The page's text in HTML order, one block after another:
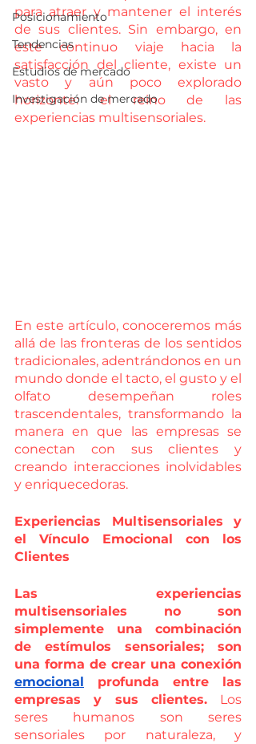
Posicionamiento
Tendencias
Estudios de mercado
Investigación de mercado
para atraer y mantener el interés
de sus clientes. Sin embargo, en
este continuo viaje hacia la
satisfacción del cliente, existe un
vasto y aún poco explorado
horizonte: el reino de las
experiencias multisensoriales.
En este artículo, conoceremos más
allá de las fronteras de los sentidos
tradicionales, adentrándonos en un
mundo donde el tacto, el gusto y el
olfato desempeñan roles
trascendentales, transformando la
manera en que las empresas se
conectan con sus clientes y
creando interacciones inolvidables
y enriquecedoras.
Experiencias Multisensoriales y
el Vínculo Emocional con los
Clientes
Las experiencias
multisensoriales no son
simplemente una combinación
de estímulos sensoriales; son
emocional
profunda entre las
empresas y sus clientes. Los
seres humanos son seres
sensoriales por naturaleza, y